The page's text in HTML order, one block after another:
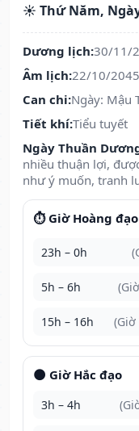
☀️ Thứ Năm,
Dương lịch:30/11/
Âm lịch:22/10/2045
Can chi:Ngày: Mậu
Tiết khí:Tiểu tuyết
Ngày Thuần
nhiều thuận lợi,
như ý muốn, tranh
⏱️ Giờ Hoàng đạo
23h – 0h
5h – 6h
15h – 16h (Giờ
🌑 Giờ Hắc đạo
3h – 4h